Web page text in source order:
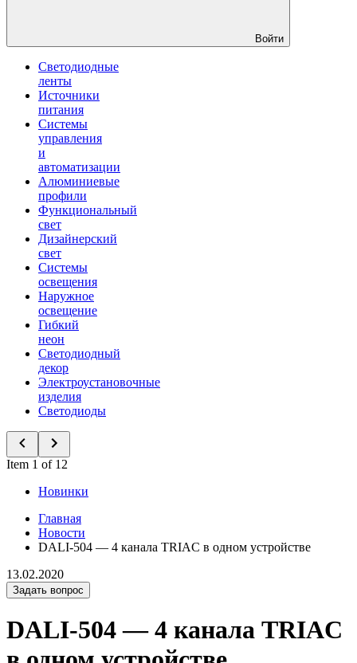
Войти
Светодиодные
ленты
Источники
питания
Системы
управления
и
автоматизации
Алюминиевые
профили
Функциональный
свет
Дизайнерский
свет
Системы
освещения
Наружное
освещение
Гибкий
неон
Светодиодный
декор
Электроустановочные
изделия
Светодиоды
Item 1 of 12
Новинки
Главная
Новости
DALI-504 — 4 канала TRIAC в одном устройстве
13.02.2020
Задать вопрос
DALI-504 — 4 канала TRIAC